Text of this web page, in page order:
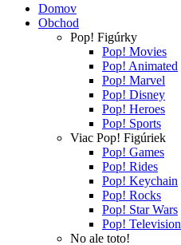
Domov
Obchod
Pop! Figúrky
Pop! Movies
Pop! Animated
Pop! Marvel
Pop! Disney
Pop! Heroes
Pop! Sports
Viac Pop! Figúriek
Pop! Games
Pop! Rides
Pop! Keychain
Pop! Rocks
Pop! Star Wars
Pop! Television
No ale toto!